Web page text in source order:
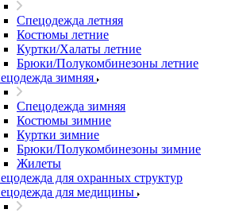
Спецодежда летняя
Костюмы летние
Куртки/Халаты летние
Брюки/Полукомбинезоны летние
зимняя
Спецодежда зимняя
Костюмы зимние
Куртки зимние
Брюки/Полукомбинезоны зимние
Жилеты
для охранных структур
для медицины